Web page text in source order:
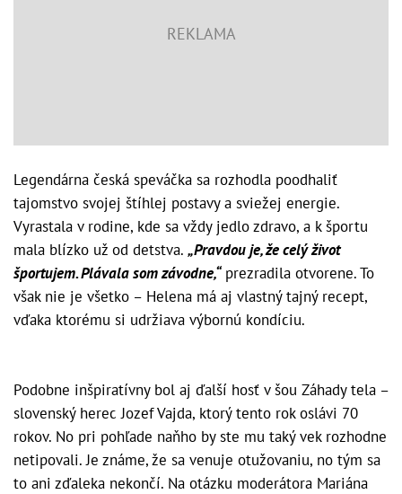
Legendárna česká speváčka sa rozhodla poodhaliť
tajomstvo svojej štíhlej postavy a sviežej energie.
Vyrastala v rodine, kde sa vždy jedlo zdravo, a k športu
mala blízko už od detstva. „Pravdou je, že celý život
športujem. Plávala som závodne,“prezradila otvorene. To
však nie je všetko – Helena má aj vlastný tajný recept,
vďaka ktorému si udržiava výbornú kondíciu.
Podobne inšpiratívny bol aj ďalší hosť v šou Záhady tela –
slovenský herec Jozef Vajda, ktorý tento rok oslávi 70
rokov. No pri pohľade naňho by ste mu taký vek rozhodne
netipovali. Je známe, že sa venuje otužovaniu, no tým sa
to ani zďaleka nekončí. Na otázku moderátora Mariána